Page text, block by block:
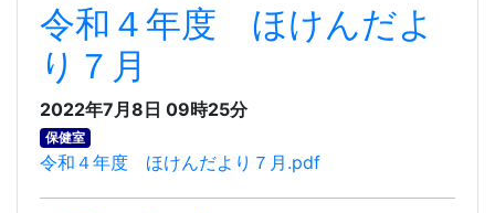
令和４年度 ほけんだよ
り７月
2022年7月8日 09時25分
保健室
令和４年度 ほけんだより７月.pdf